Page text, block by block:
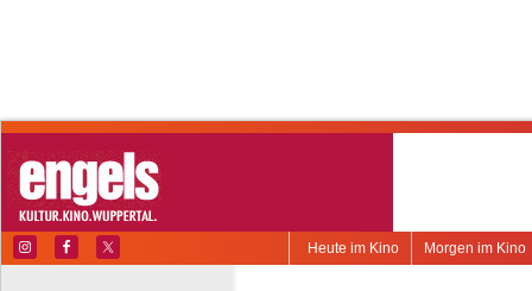
Morgen im Kino
Heute im Kino